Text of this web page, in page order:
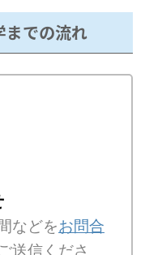
までの流れ
などをお問合
送信くださ